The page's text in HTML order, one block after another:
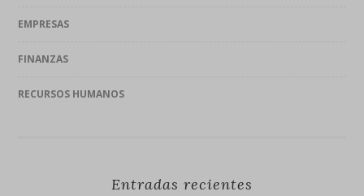
EMPRESAS
FINANZAS
RECURSOS HUMANOS
Entradas recientes